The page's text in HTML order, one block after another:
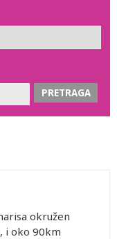
okružen
i oko 90km